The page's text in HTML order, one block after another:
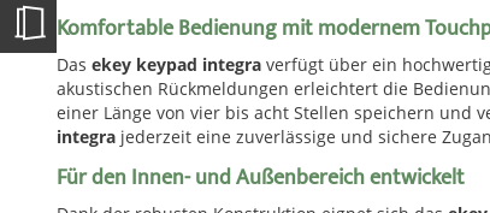
Komfortable Bedienung mit modernem
Das ekey keypad integra verfügt über ein
akustischen Rückmeldungen erleichtert die
einer Länge von vier bis acht Stellen speichern und
integra jederzeit eine zuverlässige und sichere
Für den Innen- und Außenbereich entwickelt